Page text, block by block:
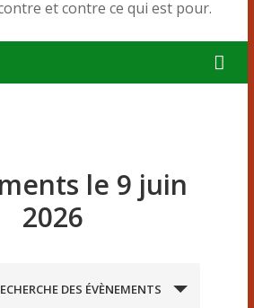
et contre ce qui est pour.
le 9 juin
2026
DES ÉVÈNEMENTS